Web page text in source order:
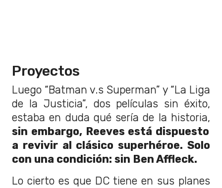
Proyectos
Luego “Batman v.s Superman” y “La Liga
de la Justicia”, dos películas sin éxito,
estaba en duda qué sería de la historia,
sin embargo, Reeves está dispuesto
a revivir al clásico superhéroe. Solo
con una condición: sin Ben Affleck.
Lo cierto es que DC tiene en sus planes